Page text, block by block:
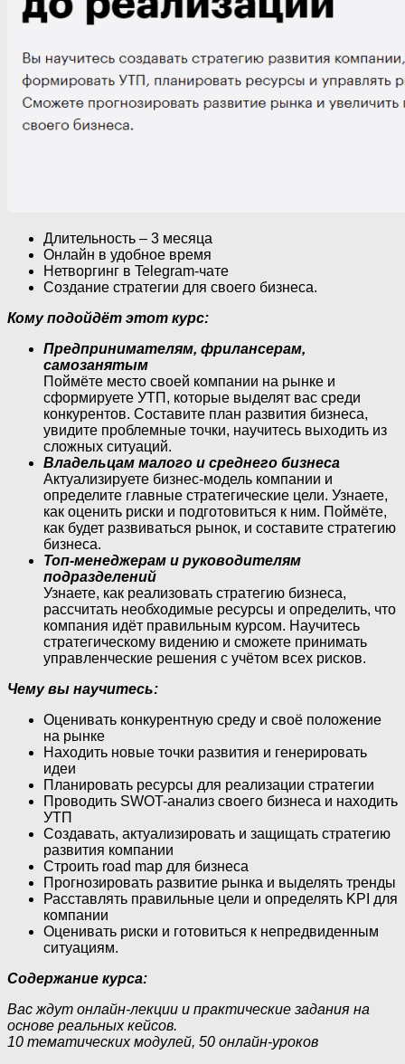
Длительность – 3 месяца
Онлайн в удобное время
Нетворгинг в Telegram-чате
Создание стратегии для своего бизнеса.
Кому подойдёт этот курс:
Предпринимателям, фрилансерам,
самозанятым
Поймёте место своей компании на рынке и
сформируете УТП, которые выделят вас среди
конкурентов. Составите план развития бизнеса,
увидите проблемные точки, научитесь выходить из
сложных ситуаций.
Владельцам малого и среднего бизнеса
Актуализируете бизнес-модель компании и
определите главные стратегические цели. Узнаете,
как оценить риски и подготовиться к ним. Поймёте,
как будет развиваться рынок, и составите стратегию
бизнеса.
Топ-менеджерам и руководителям
подразделений
Узнаете, как реализовать стратегию бизнеса,
рассчитать необходимые ресурсы и определить, что
компания идёт правильным курсом. Научитесь
стратегическому видению и сможете принимать
управленческие решения с учётом всех рисков.
Чему вы научитесь:
Оценивать конкурентную среду и своё положение
на рынке
Находить новые точки развития и генерировать
идеи
Планировать ресурсы для реализации стратегии
Проводить SWOT-анализ своего бизнеса и находить
УТП
Создавать, актуализировать и защищать стратегию
развития компании
Строить road map для бизнеса
Прогнозировать развитие рынка и выделять тренды
Расставлять правильные цели и определять KPI для
компании
Оценивать риски и готовиться к непредвиденным
ситуациям.
Содержание курса:
Вас ждут онлайн-лекции и практические задания на
основе реальных кейсов.
10 тематических модулей, 50 онлайн-уроков